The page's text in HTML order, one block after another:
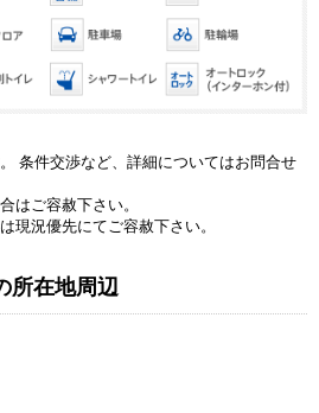
条件交渉など、詳細についてはお問合せ
はご容赦下さい。
現況優先にてご容赦下さい。
所在地周辺